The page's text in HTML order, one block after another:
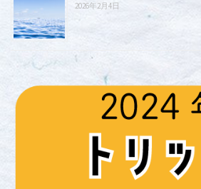
2026年2月4日